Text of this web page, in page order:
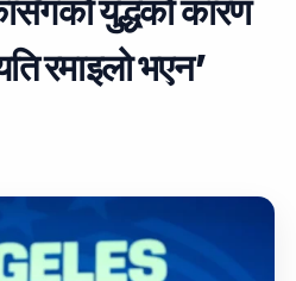
युद्धको कारण
रमाइलो भएन’